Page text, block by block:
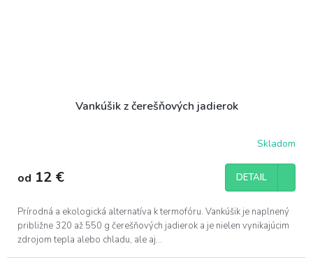
Vankúšik z čerešňových jadierok
Skladom
od 12 € DETAIL
Prírodná a ekologická alternatíva k termofóru. Vankúšik je naplnený
približne 320 až 550 g čerešňových jadierok a je nielen vynikajúcim
zdrojom tepla alebo chladu, ale aj...